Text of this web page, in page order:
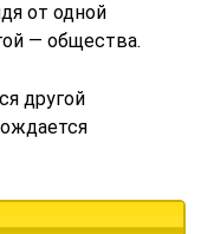
от одной
— общества.
другой